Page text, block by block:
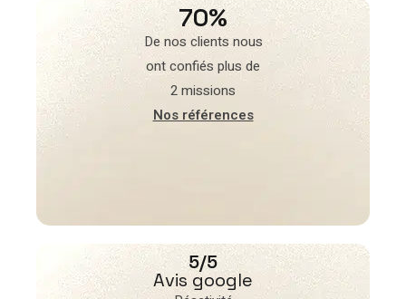
70%
De nos clients nous
ont confiés plus de
2 missions
Nos références
5/5
Avis google